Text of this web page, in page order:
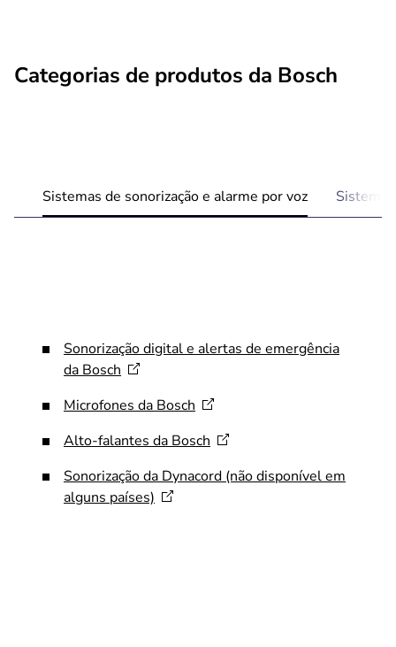
Categorias de produtos da Bosch
Sistemas de sonorização e alarme por voz
Sonorização digital e alertas de emergência
da Bosch
Microfones da Bosch
Alto-falantes da Bosch
Sonorização da Dynacord (não disponível em
alguns países)